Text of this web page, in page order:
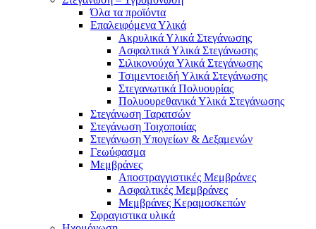
Όλα τα προϊόντα
Επαλειφόμενα Υλικά
Ακρυλικά Υλικά Στεγάνωσης
Ασφαλτικά Υλικά Στεγάνωσης
Σιλικονούχα Υλικά Στεγάνωσης
Τσιμεντοειδή Υλικά Στεγάνωσης
Στεγανωτικά Πολυουρίας
Πολυουρεθανικά Υλικά Στεγάνωσης
Στεγάνωση Ταρατσών
Στεγάνωση Τοιχοποιίας
Στεγάνωση Υπογείων & Δεξαμενών
Γεωύφασμα
Μεμβράνες
Αποστραγγιστικές Μεμβράνες
Ασφαλτικές Μεμβράνες
Μεμβράνες Κεραμοσκεπών
Σφραγιστικα υλικά